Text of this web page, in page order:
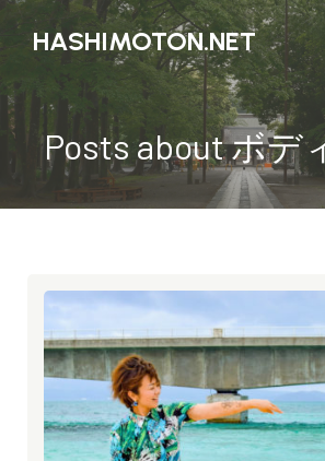
HASHIMOTON.NET
Posts about ボデ